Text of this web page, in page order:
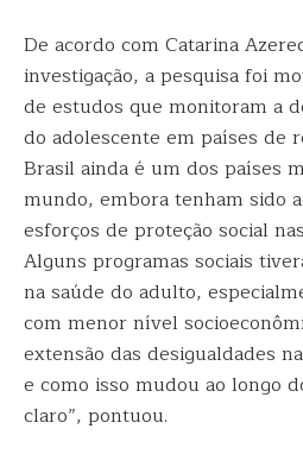
De acordo com Catarina
investigação, a pesquisa foi
de estudos que monitoram a
do adolescente em países de
Brasil ainda é um dos países
mundo, embora tenham sido
esforços de proteção social
Alguns programas sociais
na saúde do adulto,
com menor nível
extensão das desigualdades
e como isso mudou ao longo
claro”, pontuou.